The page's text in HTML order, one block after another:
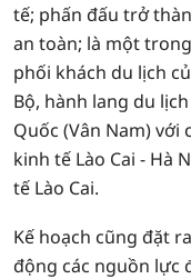
tế; phấn đấu trở
an toàn; là một
phối khách du lịch
Bộ, hành lang du
Quốc (Vân Nam) với
kinh tế Lào Cai - Hà
tế Lào Cai.
Kế hoạch cũng đặt
động các nguồn lực